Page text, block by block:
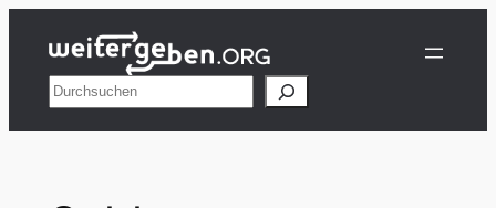
Inhalt
springenSuchen